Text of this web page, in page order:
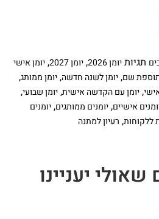
תגיותיומן 2026 ,יומן 2027 ,יומן אישי
שם,יומן לשנה חדשה,יומן ממותג,
,יומן עם הקדשה אישית,יומן שבועי,
אישיים,יומנים ממותגים,יומנים
,רעיון למתנה
יעניינו